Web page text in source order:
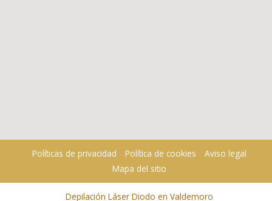
Políticas de privacidad Política de cookies
Aviso legal
Mapa del sitio
Depilación Láser Diodo en Valdemoro